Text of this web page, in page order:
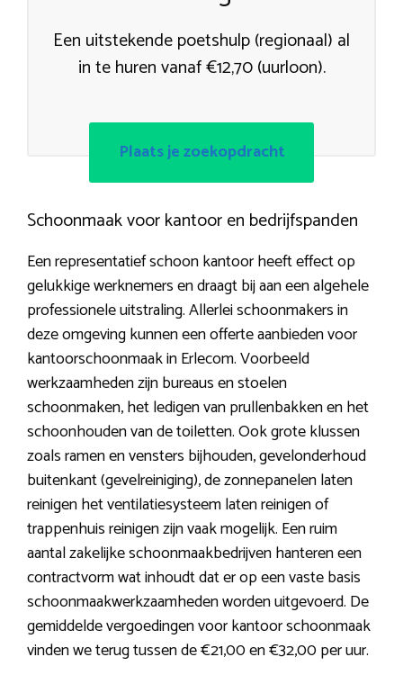
Een uitstekende poetshulp (regionaal) al
in te huren vanaf €12,70 (uurloon).
Plaats je zoekopdracht
Schoonmaak voor kantoor en bedrijfspanden
Een representatief schoon kantoor heeft effect op
gelukkige werknemers en draagt bij aan een algehele
professionele uitstraling. Allerlei schoonmakers in
deze omgeving kunnen een offerte aanbieden voor
kantoorschoonmaak in Erlecom. Voorbeeld
werkzaamheden zijn bureaus en stoelen
schoonmaken, het ledigen van prullenbakken en het
schoonhouden van de toiletten. Ook grote klussen
zoals ramen en vensters bijhouden, gevelonderhoud
buitenkant (gevelreiniging), de zonnepanelen laten
reinigen het ventilatiesysteem laten reinigen of
trappenhuis reinigen zijn vaak mogelijk. Een ruim
aantal zakelijke schoonmaakbedrijven hanteren een
contractvorm wat inhoudt dat er op een vaste basis
schoonmaakwerkzaamheden worden uitgevoerd. De
gemiddelde vergoedingen voor kantoor schoonmaak
vinden we terug tussen de €21,00 en €32,00 per uur.